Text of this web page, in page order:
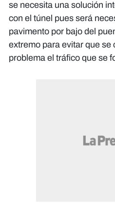
se necesita una solución
con el túnel pues será
pavimento por bajo del
extremo para evitar que se
problema el tráfico que se